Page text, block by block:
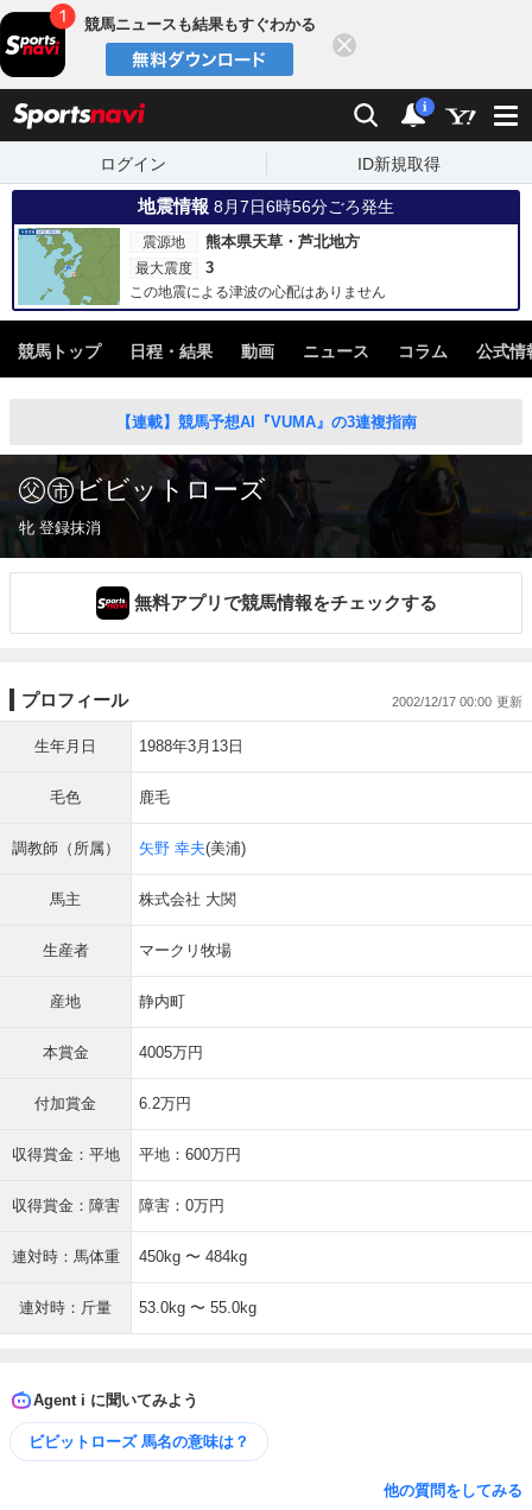
競馬ニュースも結果もすぐわかる
検索 通知
i
ログイン ID新規取得
地震情報 8月7日6時56分ごろ発生
震源地 熊本県天草・芦北地方
最大震度 3
この地震による津波の心配はありません
競馬トップ 日程・結果 動画 ニュース コラム 公式情
【連載】競馬予想AI『VUMA』の3連複指南
ビビットローズ
牝 登録抹消
無料アプリで競馬情報をチェックする
プロフィール 2002/12/17 00:00
生年月日 1988年3月13日
毛色 鹿毛
調教師（所属） 矢野 幸夫(美浦)
馬主 株式会社 大関
生産者 マークリ牧場
産地 静内町
本賞金 4005万円
付加賞金 6.2万円
収得賞金：平地 平地：600万円
収得賞金：障害 障害：0万円
連対時：馬体重 450kg 〜 484kg
連対時：斤量 53.0kg 〜 55.0kg
Agent i に聞いてみよう
ビビットローズ 馬名の意味は？
他の質問をしてみる